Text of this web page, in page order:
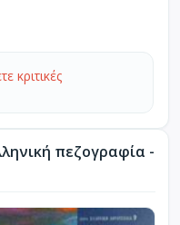
κριτικές
πεζογραφία -